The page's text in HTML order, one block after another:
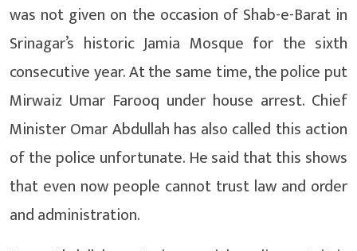
was not given on the occasion of Shab-e-Barat in
Srinagar’s historic Jamia Mosque for the sixth
consecutive year. At the same time, the police put
Mirwaiz Umar Farooq under house arrest. Chief
Minister Omar Abdullah has also called this action
of the police unfortunate. He said that this shows
that even now people cannot trust law and order
and administration.